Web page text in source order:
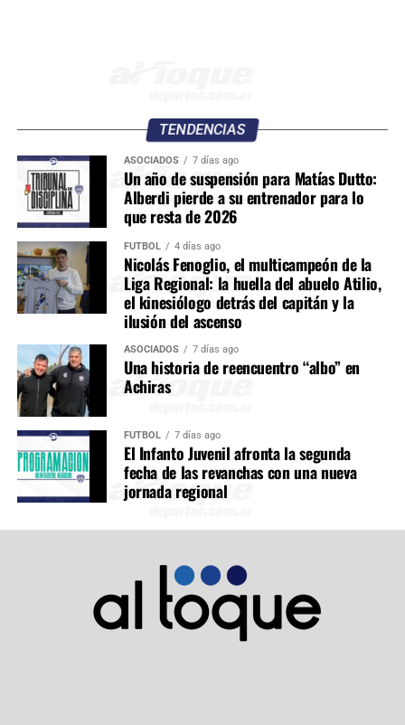
TENDENCIAS
ASOCIADOS 7 días ago
Un año de suspensión para Matías Dutto:
Alberdi pierde a su entrenador para lo
que resta de 2026
FÚTBOL 4 días ago
Nicolás Fenoglio, el multicampeón de la
Liga Regional: la huella del abuelo Atilio,
el kinesiólogo detrás del capitán y la
ilusión del ascenso
ASOCIADOS 7 días ago
Una historia de reencuentro “albo” en
Achiras
FÚTBOL 7 días ago
El Infanto Juvenil afronta la segunda
fecha de las revanchas con una nueva
jornada regional